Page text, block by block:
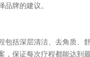
牌的建议。
括深层清洁、去角质、
保证每次疗程都能达到